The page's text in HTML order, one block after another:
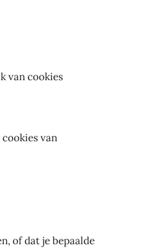
van cookies
van
of dat je bepaalde